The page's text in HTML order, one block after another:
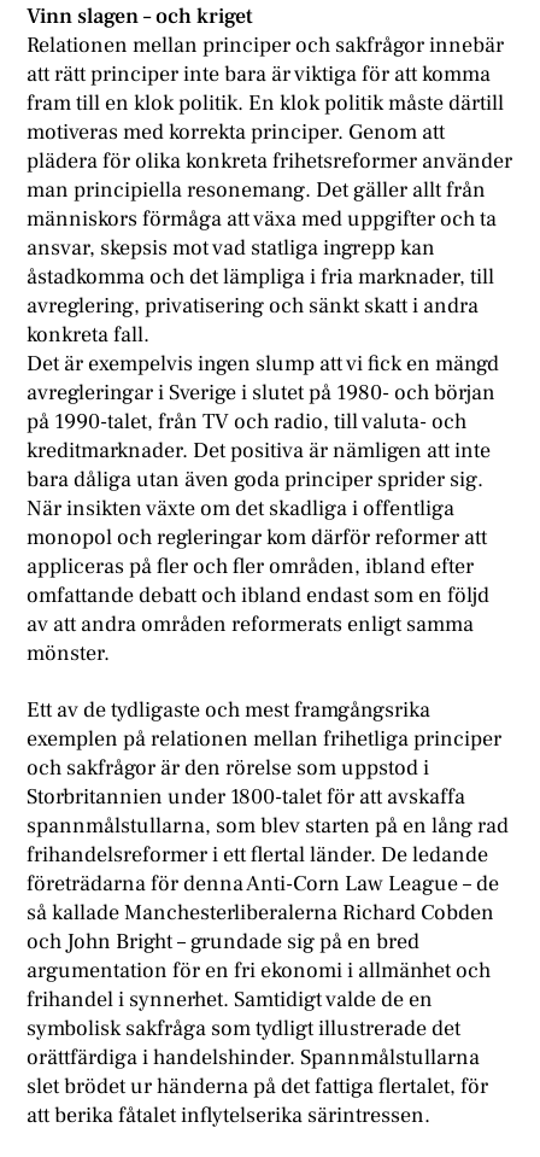
Vinn slagen – och kriget
Relationen mellan principer och sakfrågor innebär
att rätt principer inte bara är viktiga för att komma
fram till en klok politik. En klok politik måste därtill
motiveras med korrekta principer. Genom att
plädera för olika konkreta frihetsreformer använder
man principiella resonemang. Det gäller allt från
människors förmåga att växa med uppgifter och ta
ansvar, skepsis mot vad statliga ingrepp kan
åstadkomma och det lämpliga i fria marknader, till
avreglering, privatisering och sänkt skatt i andra
konkreta fall.
Det är exempelvis ingen slump att vi fick en mängd
avregleringar i Sverige i slutet på 1980- och början
på 1990-talet, från TV och radio, till valuta- och
kreditmarknader. Det positiva är nämligen att inte
bara dåliga utan även goda principer sprider sig.
När insikten växte om det skadliga i offentliga
monopol och regleringar kom därför reformer att
appliceras på fler och fler områden, ibland efter
omfattande debatt och ibland endast som en följd
av att andra områden reformerats enligt samma
mönster.
Ett av de tydligaste och mest framgångsrika
exemplen på relationen mellan frihetliga principer
och sakfrågor är den rörelse som uppstod i
Storbritannien under 1800-talet för att avskaffa
spannmålstullarna, som blev starten på en lång rad
frihandelsreformer i ett flertal länder. De ledande
företrädarna för denna Anti-Corn Law League – de
så kallade Manchesterliberalerna Richard Cobden
och John Bright – grundade sig på en bred
argumentation för en fri ekonomi i allmänhet och
frihandel i synnerhet. Samtidigt valde de en
symbolisk sakfråga som tydligt illustrerade det
orättfärdiga i handelshinder. Spannmålstullarna
slet brödet ur händerna på det fattiga flertalet, för
att berika fåtalet inflytelserika särintressen.